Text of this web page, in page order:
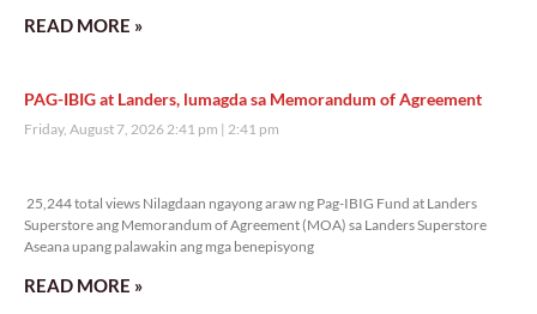
READ MORE »
PAG-IBIG at Landers, lumagda sa Memorandum of Agreement
Friday, August 7, 2026 2:41 pm 2:41 pm
25,244 total views Nilagdaan ngayong araw ng Pag-IBIG Fund at Landers
Superstore ang Memorandum of Agreement (MOA) sa Landers Superstore
Aseana upang palawakin ang mga benepisyong
READ MORE »